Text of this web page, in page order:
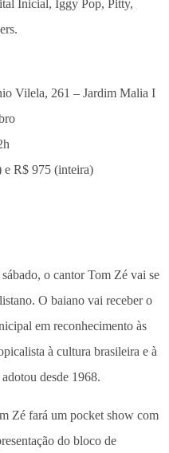
Inicial, Iggy Pop, Pitty,
Vilela, 261 – Jardim Malia I
e R$ 975 (inteira)
o cantor Tom Zé vai se
O baiano vai receber o
em reconhecimento às
à cultura brasileira e à
desde 1968.
Zé fará um pocket show com
do bloco de